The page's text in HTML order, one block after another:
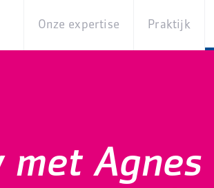
Onze expertise
Thema's
Praktijk
Practices
met Agnes